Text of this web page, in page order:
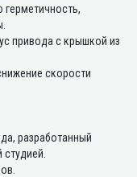
привода с крышкой из
скорости
разработанный